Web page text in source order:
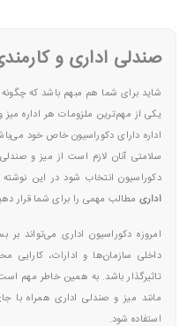
صندلی اداری و
شاید برای شما هم مبهم باشد که
یکی از مهم‌ترین ملزومات هر اداره
اداره دارای دکوراسیون خاص خود
سلامتی آنان لازم است از میز و
دکوراسیون انتخاب شود در این
اداری مطالب مهمی را برای شما قرار
امروزه دکوراسیون اداری می‌تواند بر
داخلی سازمان‌ها و ادارات، کارایی
تاثیرگذار باشد. به همین خاطر مهم
مانند میز و صندلی اداری همراه با
استفاده شود.